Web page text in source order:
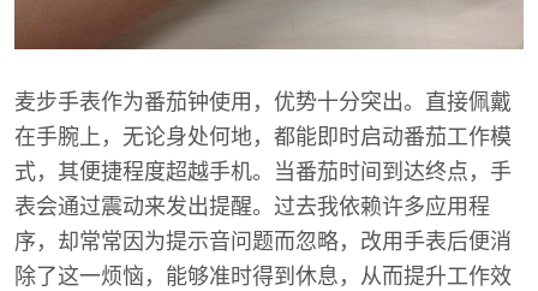
麦步手表作为番茄钟使用，优势十分突出。直接佩戴
在手腕上，无论身处何地，都能即时启动番茄工作模
式，其便捷程度超越手机。当番茄时间到达终点，手
表会通过震动来发出提醒。过去我依赖许多应用程
序，却常常因为提示音问题而忽略，改用手表后便消
除了这一烦恼，能够准时得到休息，从而提升工作效